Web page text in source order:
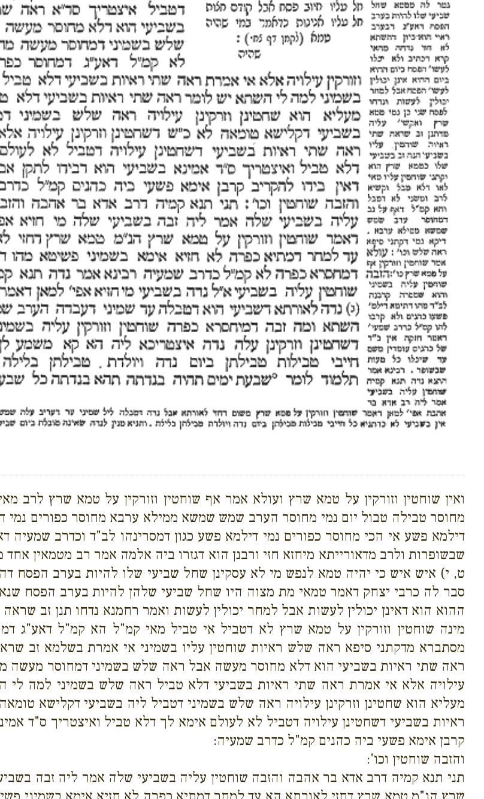
ואין שוחטין וזורקין על טמא שרץ ועולא אמר אף שוחטין וזורקין על טמא שרץ לרב
מחוסר טבילה טבול יום נמי מחוסר הערב שמש שמשא ממילא ערבא מחוסר כפורים נמי
דילמא פשע אי הכי מחוסר כפורים נמי דילמא פשע כגון דמסרינהו לב"ד וכדרב
שבשופרות ולרב מדאורייתא מיחזא חזי ורבנן הוא דגזרו ביה אלמה אמר רב מטמאין
ט, י) איש איש כי יהיה טמא לנפש מי לא עסקינן שחל שביעי שלו להיות בערב הפסח
סבר לה כרבי יצחק דאמר טמאי מת מצוה היו שחל שביעי שלהן להיות בערב הפסח
ההוא הוא דאינן יכולין לעשות אבל למחר יכולין לעשות ואמר רחמנא נדחו תנן זב
מינה שוחטין וזורקין על טמא שרץ לא דטביל אי טביל מאי קמ"ל הא קמ"ל
מסתברא מדקתני סיפא ראה שלש ראיות שוחטין עליו בשמיני אי אמרת בשלמא זב
ראה שתי ראיות בשביעי הוא דלא מחוסר מעשה אבל ראה שלש בשמיני דמחוסר מעשה
עילויה אלא אי אמרת ראה שתי ראיות בשביעי דלא טביל ראה שלש בשמיני למה
מעליא הוא שחטינן וזרקינן עילויה ראה שלש בשמיני דטביל ליה בשביעי דקלישא
ראיות בשביעי דשחטינן עילויה דטביל לא לעולם אימא לך דלא טביל ואיצטריך ס"ד
קרבן אימא פשעי ביה כהנים קמ"ל כדרב שמעיה:
והזבה שוחטין וכו':
תני תנא קמיה דרב אדא בר אהבה והזבה שוחטין עליה בשביעי שלה אמר ליה זבה